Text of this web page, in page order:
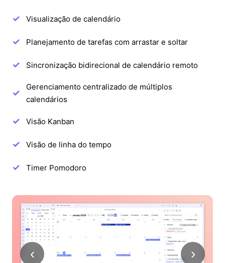
Visualização de calendário
Planejamento de tarefas com arrastar e soltar
Sincronização bidirecional de calendário remoto
Gerenciamento centralizado de múltiplos
calendários
Visão Kanban
Visão de linha do tempo
Timer Pomodoro
‹ ›